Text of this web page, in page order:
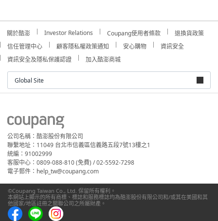
關於酷澎 Investor Relations Coupang使用者條款
退換貨政策
信任管理中心
顧客隱私權政策通知 安心購物
資訊安全
資訊安全及隱私保護認證
加入酷澎商城
Global Site
公司名稱：酷澎股份有限公司
聯繫地址：11049 台北市信義區信義路五段7號13樓之1
統編：91002999
客服中心：0809-088-810 (免費) / 02-5592-7298
電子郵件：help_tw@coupang.com
©Coupang Taiwan Co., Ltd. 保留所有權利。
本網站上顯示的所有商標、標誌和服務標誌均為酷澎股份有限公司和/或其在美國和其
他國家/地區註冊之關聯公司之所屬財產。